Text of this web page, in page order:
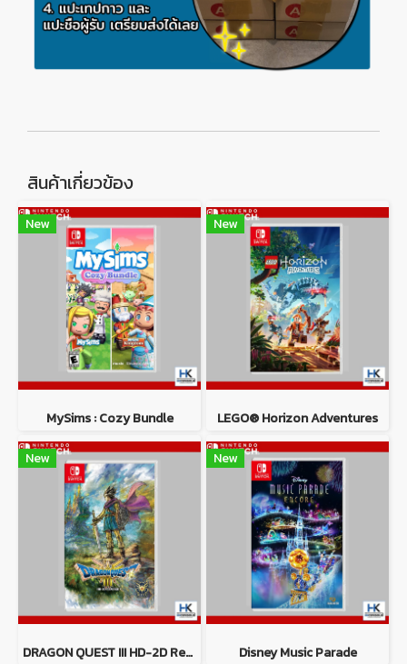
สินค้าเกี่ยวข้อง
New
MySims : Cozy Bundle
New
LEGO® Horizon Adventures
New
DRAGON QUEST III HD-2D Remake
New
Disney Music Parade